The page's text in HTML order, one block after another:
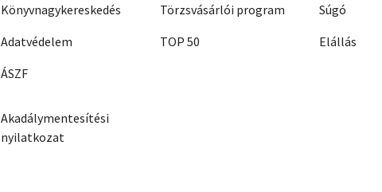
Könyvnagykereskedés
Adatvédelem
ÁSZF
Akadálymentesítési
nyilatkozat
Törzsvásárlói program
TOP 50
Súgó
Elállás